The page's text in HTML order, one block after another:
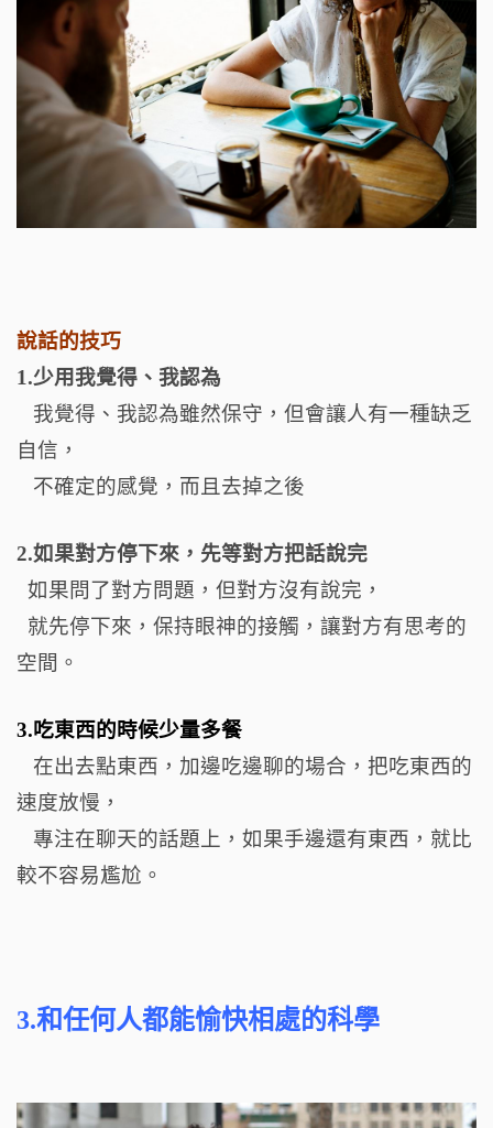
說話的技巧
1.少用我覺得、我認為
我覺得、我認為雖然保守，但會讓人有一種缺乏
自信，
不確定的感覺，而且去掉之後
2.如果對方停下來，先等對方把話說完
如果問了對方問題，但對方沒有說完，
就先停下來，保持眼神的接觸，讓對方有思考的
空間。
3.吃東西的時候少量多餐
在出去點東西，加邊吃邊聊的場合，把吃東西的
速度放慢，
專注在聊天的話題上，如果手邊還有東西，就比
較不容易尷尬。
3.和任何人都能愉快相處的科學